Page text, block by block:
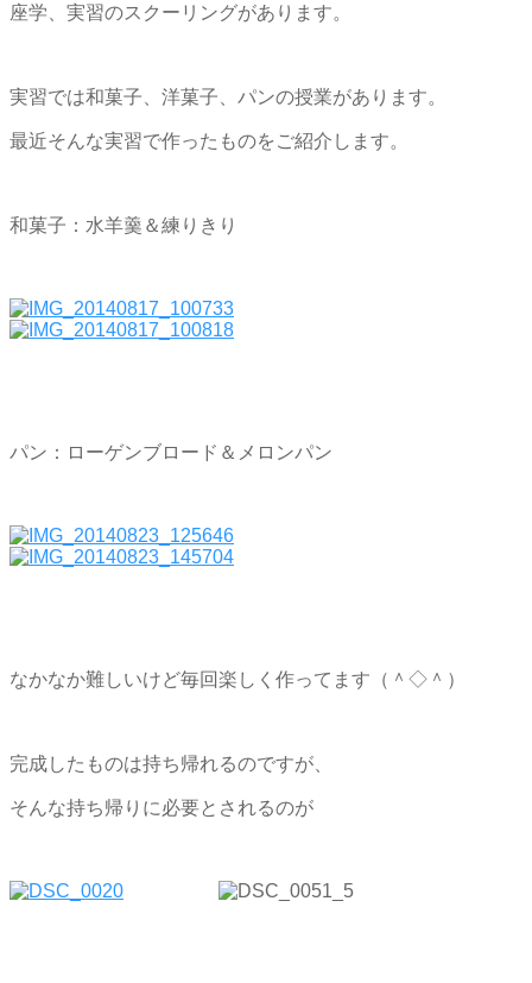
座学、実習のスクーリングがあります。
実習では和菓子、洋菓子、パンの授業があります。
最近そんな実習で作ったものをご紹介します。
和菓子：水羊羹＆練りきり
パン：ローゲンブロード＆メロンパン
なかなか難しいけど毎回楽しく作ってます（＾◇＾）
完成したものは持ち帰れるのですが、
そんな持ち帰りに必要とされるのが